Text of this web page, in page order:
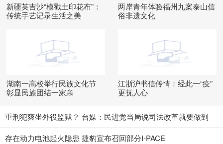
新疆英吉沙“模戳土印花布”：
传统手艺记录生活之美
两岸青年体验福州九案泰山信
俗非遗文化
湖南一高校举行民族文化节
彰显民族团结一家亲
江浙沪书信传情：经此一“疫”
更抚人心
重刑犯爽坐外役监狱？ 台媒：民进党当局说司法改革就要做到
存在动力电池起火隐患 捷豹宣布召回部分I-PACE